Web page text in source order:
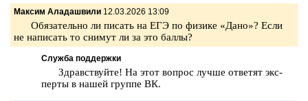
Максим Аладашвили 12.03.2026 13:09
Обя­за­тель­но ли пи­сать на ЕГЭ по фи­зи­ке «Дано»? Если
не на­пи­сать то сни­мут ли за это баллы?
Служба поддержки
Здрав­ствуй­те! На этот во­прос лучше от­ве­тят экс­
пер­ты в нашей груп­пе ВК.